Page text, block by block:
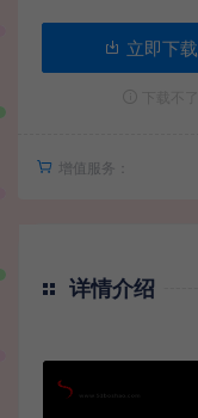
立即下载
增值服务：
详情介绍